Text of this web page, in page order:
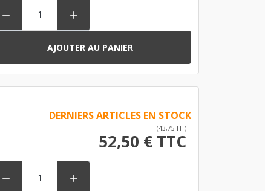
 
AJOUTER AU PANIER
DERNIERS ARTICLES EN STOCK
(43,75 HT)
52,50 € TTC
 